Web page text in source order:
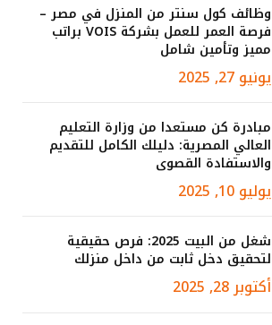
وظائف كول سنتر من المنزل في مصر –
فرصة العمر للعمل بشركة VOIS براتب
مميز وتأمين شامل
يونيو 27, 2025
مبادرة كن مستعدا من وزارة التعليم
العالي المصرية: دليلك الكامل للتقديم
والاستفادة القصوى
يوليو 10, 2025
شغل من البيت 2025: فرص حقيقية
لتحقيق دخل ثابت من داخل منزلك
أكتوبر 28, 2025